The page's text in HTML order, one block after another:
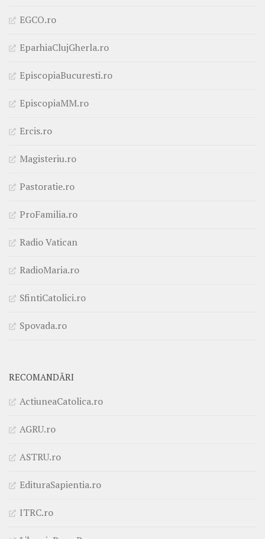
EGCO.ro
EparhiaClujGherla.ro
EpiscopiaBucuresti.ro
EpiscopiaMM.ro
Ercis.ro
Magisteriu.ro
Pastoratie.ro
ProFamilia.ro
Radio Vatican
RadioMaria.ro
SfintiCatolici.ro
Spovada.ro
RECOMANDĂRI
ActiuneaCatolica.ro
AGRU.ro
ASTRU.ro
EdituraSapientia.ro
ITRC.ro